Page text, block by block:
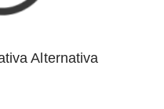
Alternativa